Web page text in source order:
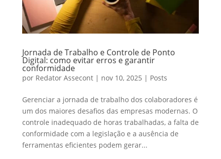
Jornada de Trabalho e Controle de Ponto
Digital: como evitar erros e garantir
conformidade
por Redator Assecont| nov 10, 2025 | Posts
Gerenciar a jornada de trabalho dos colaboradores é
um dos maiores desafios das empresas modernas. O
controle inadequado de horas trabalhadas, a falta de
conformidade com a legislação e a ausência de
ferramentas eficientes podem gerar...